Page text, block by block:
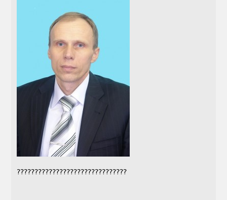
???????????????????????????????